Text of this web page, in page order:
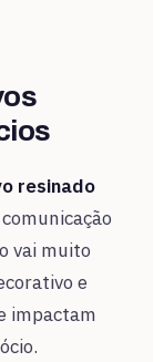
resinado
vai muito
e
impactam